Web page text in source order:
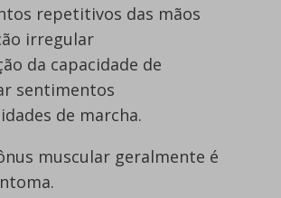
repetitivos das mãos
irregular
da capacidade de
sentimentos
de marcha.
muscular geralmente é